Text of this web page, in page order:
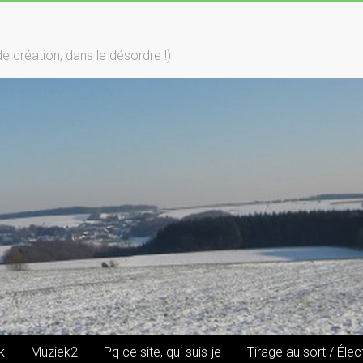
création, dans le désordre !)
Muziek2 Pq ce site, qui suis-je Tirage au sort /